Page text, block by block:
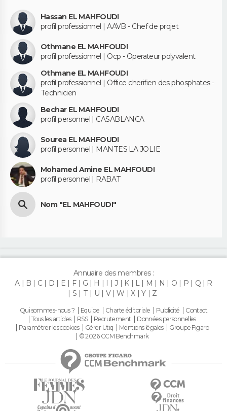
Hassan EL MAHFOUDI
profil professionnel | AAVB - Chef de projet
Othmane EL MAHFOUDI
profil professionnel | Ocp - Operateur polyvalent
Othmane EL MAHFOUDI
profil professionnel | Office cherifien des phosphates -
Technicien
Bechar EL MAHFOUDI
profil personnel | CASABLANCA
Sourea EL MAHFOUDI
profil personnel | MANTES LA JOLIE
Mohamed Amine EL MAHFOUDI
profil personnel | RABAT
Nom "EL MAHFOUDI"
Annuaire des membres :
A
B C D E F G H I J K L M N O P Q
R
S
T U V W X Y Z
Qui sommes-nous ? Equipe Charte éditoriale Publicité
Contact
Tous les articles
RSS Recrutement
Données personnelles
Paramétrer les cookies
Gérer Utiq Mentions légales
Groupe Figaro
© 2026 CCM Benchmark